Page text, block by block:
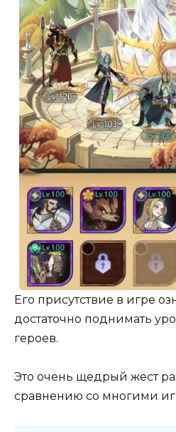
Его присутствие в игре
достаточно поднимать
героев.
Это очень щедрый жест
сравнению со многими